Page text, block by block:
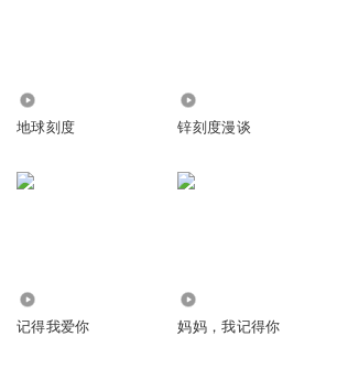
地球刻度 锌刻度漫谈
记得我爱你 妈妈，我记得你